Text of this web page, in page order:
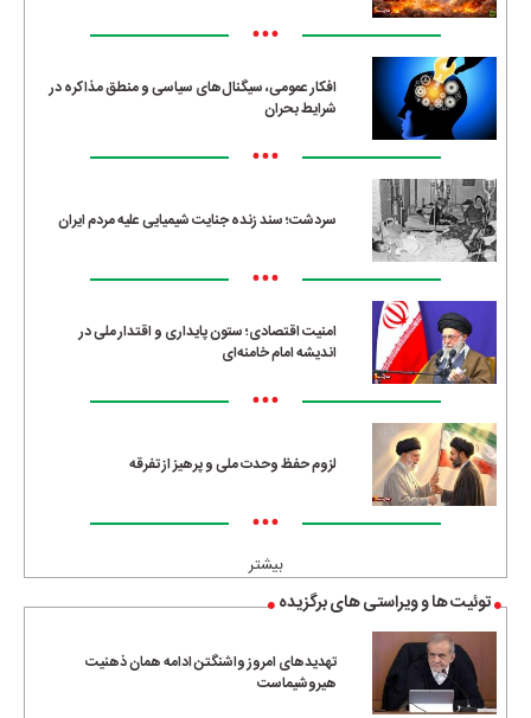
•••
افکار عمومی، سیگنال‌های سیاسی و منطق مذاکره در
شرایط بحران
•••
سردشت؛ سند زنده جنایت شیمیایی علیه مردم ایران
•••
امنیت اقتصادی؛ ستون پایداری و اقتدار ملی در
اندیشه امام خامنه‌ای
•••
لزوم حفظ وحدت ملی و پرهیز از تفرقه
•••
بیشتر
توئیت ها و ویراستی های برگزیده
تهدیدهای امروز واشنگتن ادامه همان ذهنیت
هیروشیماست